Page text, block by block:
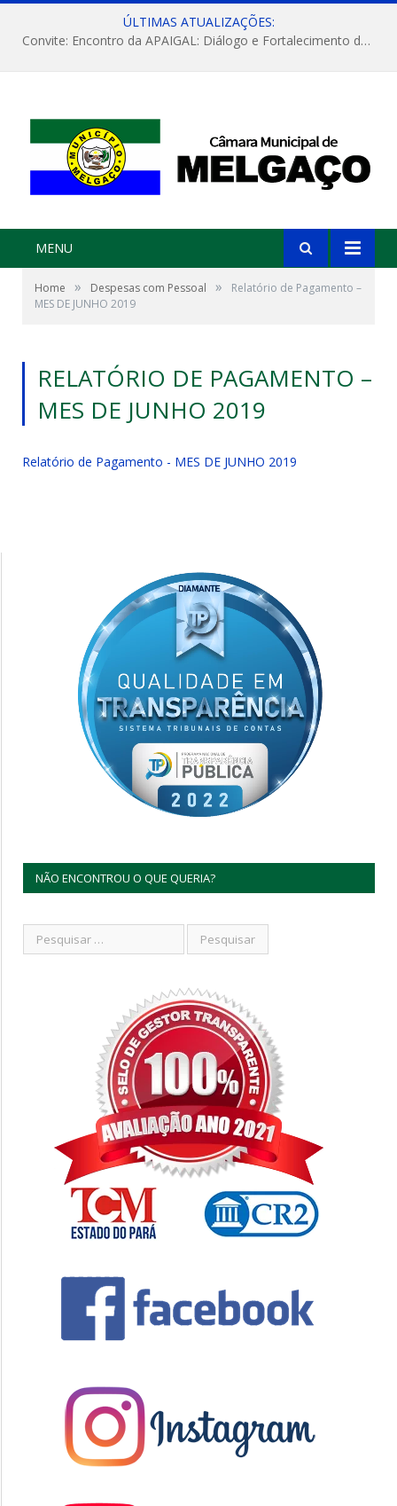
ÚLTIMAS ATUALIZAÇÕES:
Convite: Encontro da APAIGAL: Diálogo e Fortalecimento da Agricultura Familiar
MENU
Home » Despesas com Pessoal »
Relatório de Pagamento –
MES DE JUNHO 2019
RELATÓRIO DE PAGAMENTO –
MES DE JUNHO 2019
Relatório de Pagamento - MES DE JUNHO 2019
NÃO ENCONTROU O QUE QUERIA?